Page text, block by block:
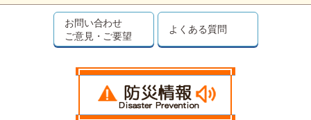
お問い合わせ
ご意見・ご要望
よくある質問